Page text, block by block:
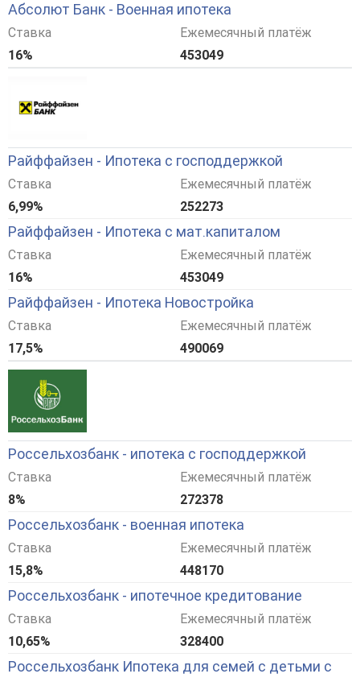
Абсолют Банк - Военная ипотека
Ставка
16%
Ежемесячный платёж
453049
Райффайзен - Ипотека с господдержкой
Ставка
6,99%
Ежемесячный платёж
252273
Райффайзен - Ипотека с мат.капиталом
Ставка
16%
Ежемесячный платёж
453049
Райффайзен - Ипотека Новостройка
Ставка
17,5%
Ежемесячный платёж
490069
Россельхозбанк - ипотека с господдержкой
Ставка
8%
Ежемесячный платёж
272378
Россельхозбанк - военная ипотека
Ставка
15,8%
Ежемесячный платёж
448170
Россельхозбанк - ипотечное кредитование
Ставка
10,65%
Ежемесячный платёж
328400
Россельхозбанк Ипотека для семей с детьми с